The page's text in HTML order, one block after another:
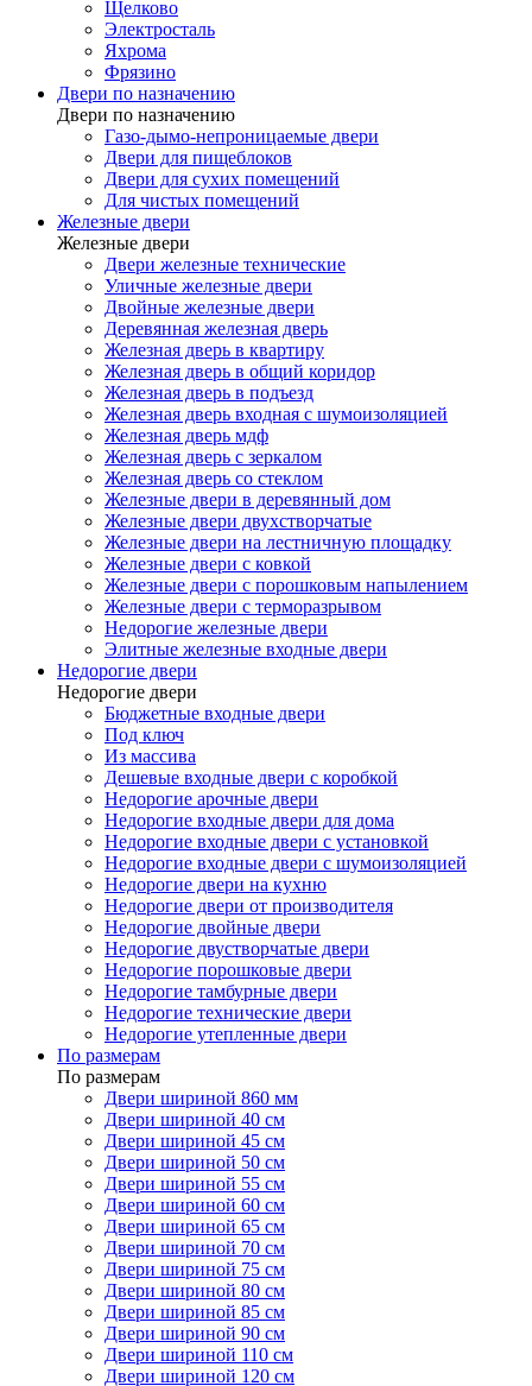
Щелково
Электросталь
Яхрома
Фрязино
Двери по назначению
Двери по назначению
Газо-дымо-непроницаемые двери
Двери для пищеблоков
Двери для сухих помещений
Для чистых помещений
Железные двери
Железные двери
Двери железные технические
Уличные железные двери
Двойные железные двери
Деревянная железная дверь
Железная дверь в квартиру
Железная дверь в общий коридор
Железная дверь в подъезд
Железная дверь входная с шумоизоляцией
Железная дверь мдф
Железная дверь с зеркалом
Железная дверь со стеклом
Железные двери в деревянный дом
Железные двери двухстворчатые
Железные двери на лестничную площадку
Железные двери с ковкой
Железные двери с порошковым напылением
Железные двери с терморазрывом
Недорогие железные двери
Элитные железные входные двери
Недорогие двери
Недорогие двери
Бюджетные входные двери
Под ключ
Из массива
Дешевые входные двери с коробкой
Недорогие арочные двери
Недорогие входные двери для дома
Недорогие входные двери с установкой
Недорогие входные двери с шумоизоляцией
Недорогие двери на кухню
Недорогие двери от производителя
Недорогие двойные двери
Недорогие двустворчатые двери
Недорогие порошковые двери
Недорогие тамбурные двери
Недорогие технические двери
Недорогие утепленные двери
По размерам
По размерам
Двери шириной 860 мм
Двери шириной 40 см
Двери шириной 45 см
Двери шириной 50 см
Двери шириной 55 см
Двери шириной 60 см
Двери шириной 65 см
Двери шириной 70 см
Двери шириной 75 см
Двери шириной 80 см
Двери шириной 85 см
Двери шириной 90 см
Двери шириной 110 см
Двери шириной 120 см